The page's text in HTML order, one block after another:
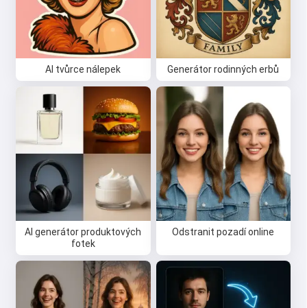
AI tvůrce nálepek Generátor rodinných erbů
AI generátor produktových
fotek
Odstranit pozadí online
Ahoj 👋
Můžu vytvářet písně, psát básně a
přání 🥰
Vyzkoušej to zdarma
Zásady ochrany osobních údajů,